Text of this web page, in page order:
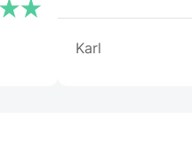
Karl